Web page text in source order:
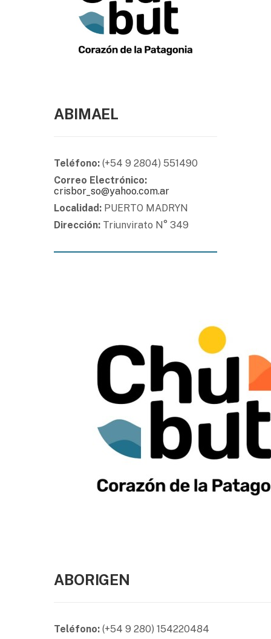
ABIMAEL
Teléfono: (+54 9 2804) 551490
Correo Electrónico:
crisbor_so@yahoo.com.ar
Localidad: PUERTO MADRYN
Dirección: Triunvirato N° 349
ABORIGEN
Teléfono: (+54 9 280) 154220484